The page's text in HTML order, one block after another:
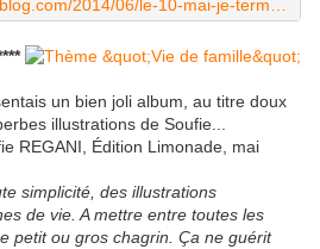
un bien joli album, au titre doux
illustrations de Soufie...
REGANI, Édition Limonade, mai
simplicité, des illustrations
de vie. A mettre entre toutes les
petit ou gros chagrin. Ça ne guérit